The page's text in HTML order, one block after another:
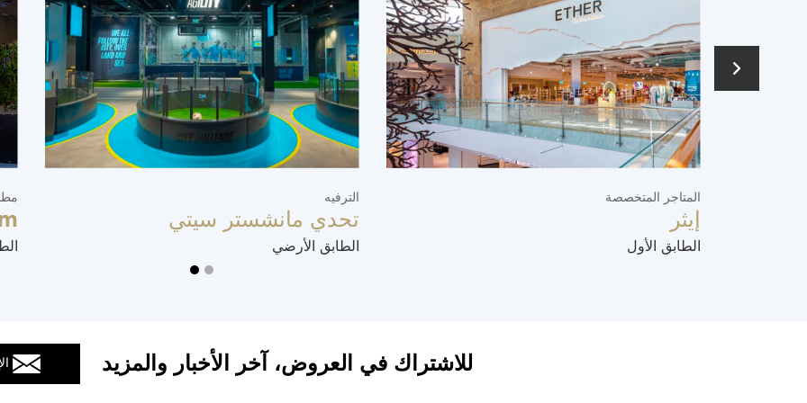
الترفيه
تحدي مانشستر سيتي
الطابق الأرضي
المتاجر المتخصصة
إيثر
الطابق الأول
للاشتراك في العروض، آخر الأخبار والمزيد